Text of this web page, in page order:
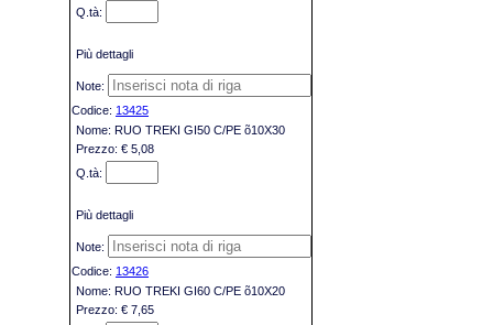
Più dettagli
13425
RUO TREKI GI50 C/PE õ10X30
€ 5,08
Più dettagli
13426
RUO TREKI GI60 C/PE õ10X20
€ 7,65